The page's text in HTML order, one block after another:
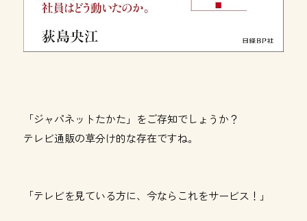
「ジャパネットたかた」をご存知でしょうか？
テレビ通販の草分け的な存在ですね。
「テレビを見ている方に、今ならこれをサービス！」